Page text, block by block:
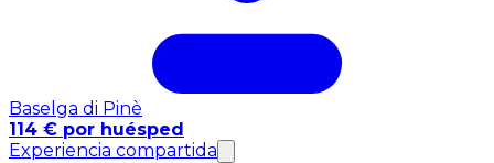
Baselga di Pinè
114 € por huésped
Experiencia compartida